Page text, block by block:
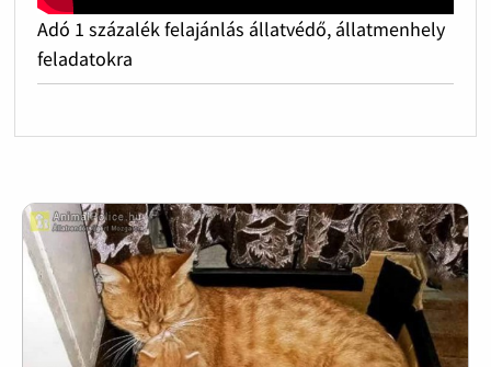
Adó 1 százalék felajánlás állatvédő, állatmenhely
feladatokra